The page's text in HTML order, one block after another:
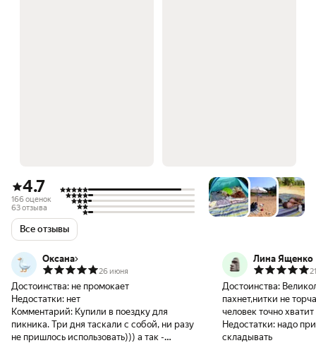
4.7
166 оценок
63 отзыва
Все отзывы
Оксана
26 июня
Достоинства: не промокает
Недостатки: нет
Комментарий: Купили в поездку для
пикника. Три дня таскали с собой, ни разу
не пришлось использовать))) а так -
Лина Ященко
Достоинства:
пахнет,нитки не
человек точно хватит
Недостатки: надо
складывать